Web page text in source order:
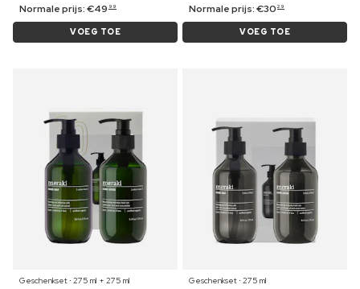
Normale prijs:€49 99
VOEG TOE
Normale prijs:€30 29
VOEG TOE
Geschenkset ⋅ 275 ml + 275 ml
Geschenkset ⋅ 275 ml